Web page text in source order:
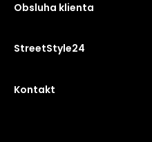
Obsluha klienta
StreetStyle24
Kontakt